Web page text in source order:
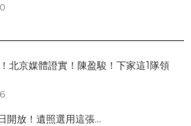
北京媒體證實！陳盈駿！下家這1隊領
開放！遺照選用這張...